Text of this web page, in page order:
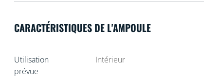
CARACTÉRISTIQUES DE L'AMPOULE
Utilisation
prévue
Intérieur